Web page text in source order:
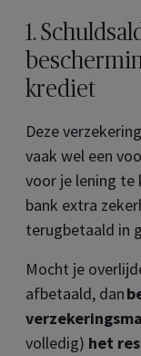
1.
krediet
Deze
vaak wel een
voor je lening te
bank extra
terugbetaald in
Mocht je
afbetaald, dan
volledig) het